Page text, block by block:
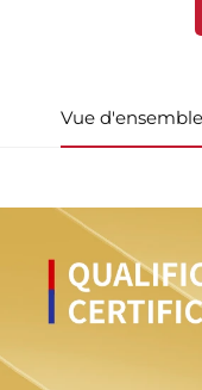
Vue d'ensemble